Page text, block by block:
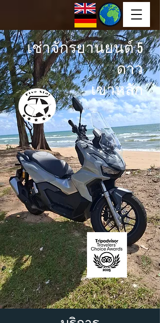
เช่าจักรยานยนต์ 5
ดาว
เขาหลัก